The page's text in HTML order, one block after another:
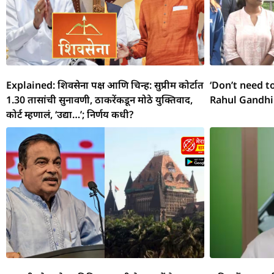
Explained: शिवसेना पक्ष आणि चिन्ह: सुप्रीम कोर्टात
1.30 तासांची सुनावणी, ठाकरेंकडून मोठे युक्तिवाद,
कोर्ट म्हणालं, ‘उद्या…’; निर्णय कधी?
‘Don’t need
Rahul